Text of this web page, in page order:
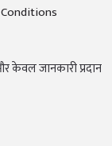
केवल जानकारी प्रदान